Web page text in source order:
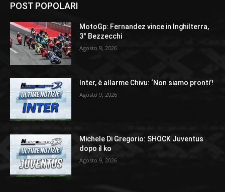
POST POPOLARI
MotoGp: Fernandez vince in Inghilterra,
3° Bezzecchi
Agosto 9, 2026
Inter, è allarme Chivu: ‘Non siamo pronti’!
Agosto 9, 2026
Michele Di Gregorio: SHOCK Juventus
dopo il ko
Agosto 9, 2026